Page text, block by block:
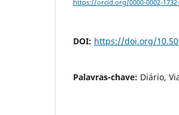
https://orcid.org/0000-0002-
DOI: https://doi.org/
Palavras-chave: Diário,